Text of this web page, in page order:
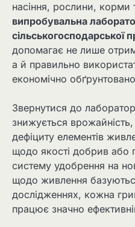
насіння, рослини, корми
випробувальна
сільськогосподарської
допомагає не лише
а й правильно
економічно
Звернутися до
знижується
дефіциту елементів
щодо якості добрив або
систему удобрення на
щодо живлення
дослідженнях, кожна
працює значно